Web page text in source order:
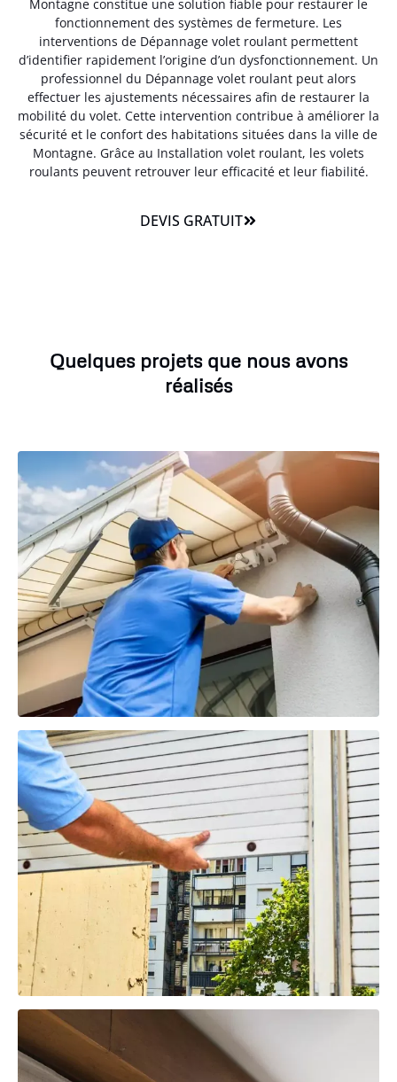
Montagne constitue une solution fiable pour restaurer le
fonctionnement des systèmes de fermeture. Les
interventions de Dépannage volet roulant permettent
d’identifier rapidement l’origine d’un dysfonctionnement. Un
professionnel du Dépannage volet roulant peut alors
effectuer les ajustements nécessaires afin de restaurer la
mobilité du volet. Cette intervention contribue à améliorer la
sécurité et le confort des habitations situées dans la ville de
Montagne. Grâce au Installation volet roulant, les volets
roulants peuvent retrouver leur efficacité et leur fiabilité.
DEVIS GRATUIT
Quelques projets que nous avons
réalisés